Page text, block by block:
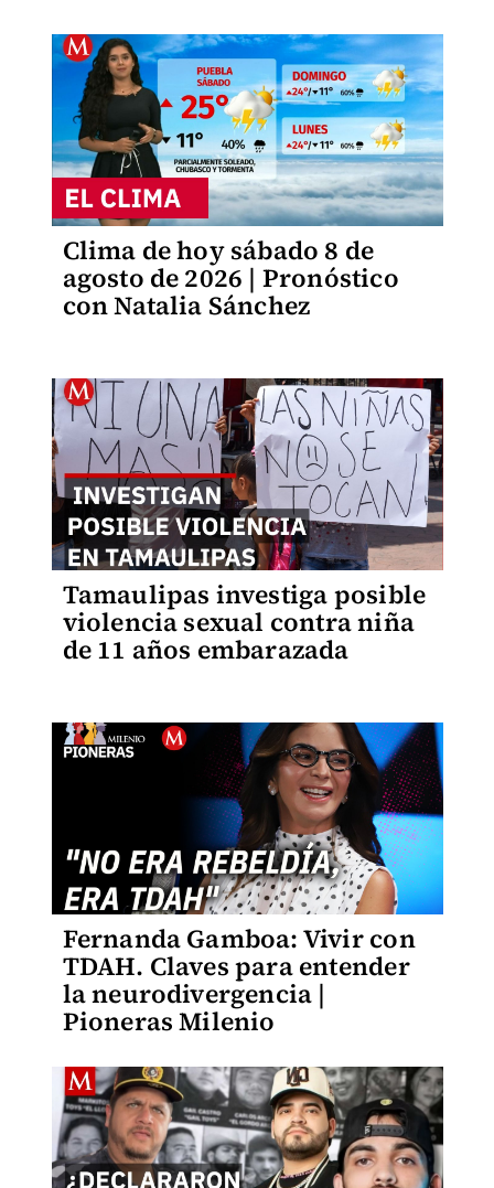
Clima de hoy sábado 8 de
agosto de 2026 | Pronóstico
con Natalia Sánchez
Tamaulipas investiga posible
violencia sexual contra niña
de 11 años embarazada
Fernanda Gamboa: Vivir con
TDAH. Claves para entender
la neurodivergencia |
Pioneras Milenio